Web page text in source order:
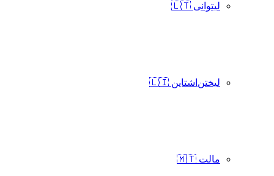
لیتوانی 🇱🇹
لیختن‌اشتاین 🇱🇮
مالت 🇲🇹